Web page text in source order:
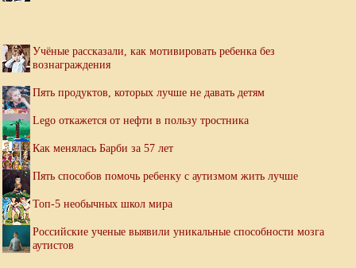
Учёные рассказали, как мотивировать ребенка без
вознаграждения
Пять продуктов, которых лучше не давать детям
Lego откажется от нефти в пользу тростника
Как менялась Барби за 57 лет
Пять способов помочь ребенку с аутизмом жить лучше
Топ-5 необычных школ мира
Российские ученые выявили уникальные способности мозга
аутистов